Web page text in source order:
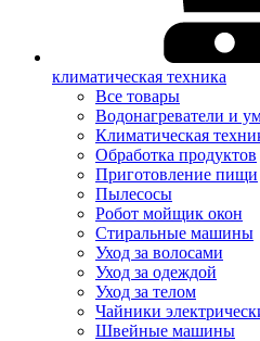
климатическая техника
Все товары
Водонагреватели и
Климатическая
Обработка продуктов
Приготовление пищи
Пылесосы
Робот мойщик окон
Стиральные машины
Уход за волосами
Уход за одеждой
Уход за телом
Чайники
Швейные машины